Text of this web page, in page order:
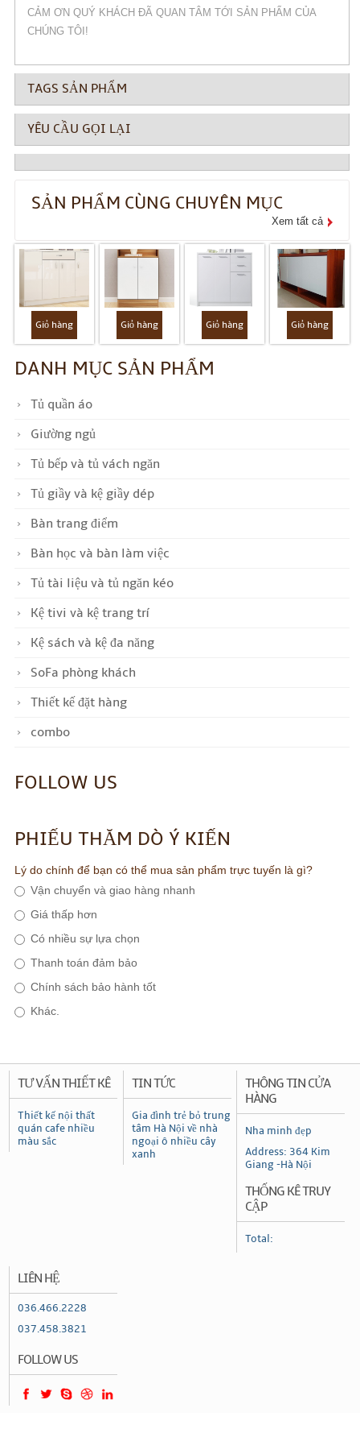
CẢM ƠN QUÝ KHÁCH ĐÃ QUAN TÂM TỚI SẢN PHẨM CỦA
CHÚNG TÔI!
TAGS SẢN PHẨM
YÊU CẦU GỌI LẠI
SẢN PHẨM CÙNG CHUYÊN MỤC
Xem tất cả
Giỏ hàng Giỏ hàng Giỏ hàng Giỏ hàng
DANH MỤC SẢN PHẨM
Tủ quần áo
Giường ngủ
Tủ bếp và tủ vách ngăn
Tủ giầy và kệ giầy dép
Bàn trang điểm
Bàn học và bàn làm việc
Tủ tài liệu và tủ ngăn kéo
Kệ tivi và kệ trang trí
Kệ sách và kệ đa năng
SoFa phòng khách
Thiết kế đặt hàng
combo
FOLLOW US
PHIẾU THĂM DÒ Ý KIẾN
Lý do chính để bạn có thể mua sản phẩm trực tuyến là gì?
Vận chuyển và giao hàng nhanh
Giá thấp hơn
Có nhiều sự lựa chọn
Thanh toán đảm bảo
Chính sách bảo hành tốt
Khác.
TƯ VẤN THIẾT KÊ
Thiết kế nội thất
quán cafe nhiều
màu sắc
TIN TỨC
Gia đình trẻ bỏ trung
tâm Hà Nội về nhà
ngoại ô nhiều cây
xanh
THÔNG TIN CỬA
HÀNG
Nha minh đẹp
Address: 364 Kim
Giang -Hà Nội
THỐNG KÊ TRUY
CẬP
Total:
LIÊN HỆ
036.466.2228
037.458.3821
FOLLOW US